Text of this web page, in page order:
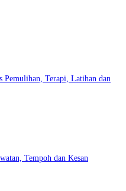
Pemulihan, Terapi, Latihan dan
Tempoh dan Kesan